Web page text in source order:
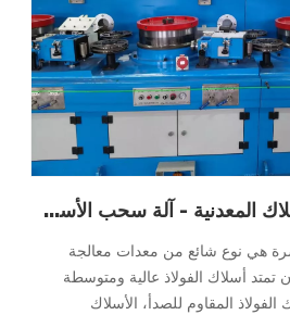
معدات معالجة الأسلاك المعدنية - آلة سحب الأسلاك ذات الخط المستقيم
هي نوع شائع من معدات معالجة
تمتد أسلاك الفولاذ عالية ومتوسطة
المقاوم للصدأ، الأسلاك